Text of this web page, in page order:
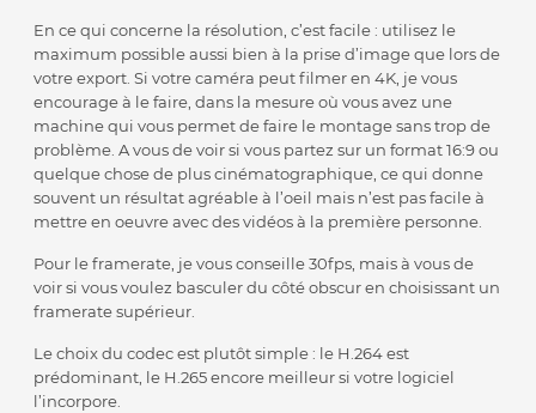
En ce qui concerne la résolution, c’est facile : utilisez le
maximum possible aussi bien à la prise d’image que lors de
votre export. Si votre caméra peut filmer en 4K, je vous
encourage à le faire, dans la mesure où vous avez une
machine qui vous permet de faire le montage sans trop de
problème. A vous de voir si vous partez sur un format 16:9 ou
quelque chose de plus cinématographique, ce qui donne
souvent un résultat agréable à l’oeil mais n’est pas facile à
mettre en oeuvre avec des vidéos à la première personne.
Pour le framerate, je vous conseille 30fps, mais à vous de
voir si vous voulez basculer du côté obscur en choisissant un
framerate supérieur.
Le choix du codec est plutôt simple : le H.264 est
prédominant, le H.265 encore meilleur si votre logiciel
l’incorpore.